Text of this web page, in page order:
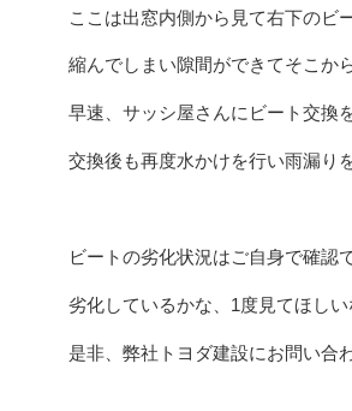
ここは出窓内側から見て右下のビ
縮んでしまい隙間ができてそこか
早速、サッシ屋さんにビート交換
交換後も再度水かけを行い雨漏り
ビートの劣化状況はご自身で確認
劣化しているかな、1度見てほし
是非、弊社トヨダ建設にお問い合